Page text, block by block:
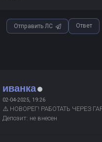
Отправить ЛС Ответ
иванка
02-04-2025, 19:26
⚠️ НОВОРЕГ! РАБОТАТЬ ЧЕРЕЗ
Депозит: не внесен